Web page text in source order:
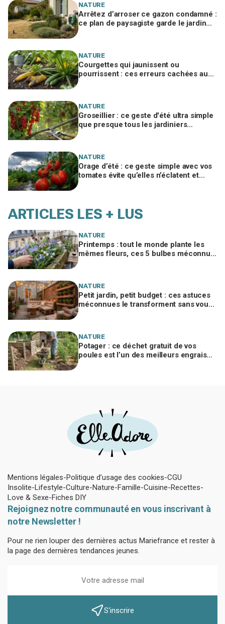
NATURE
Arrêtez d’arroser ce gazon condamné :
ce plan de paysagiste garde le jardin
NATURE
Courgettes qui jaunissent ou
pourrissent : ces erreurs cachées au
NATURE
Groseillier : ce geste d'été ultra simple
que presque tous les jardiniers
NATURE
Orage d’été : ce geste simple avec vos
tomates évite qu’elles n’éclatent et
ARTICLES LES + LUS
NATURE
Printemps : tout le monde plante les
mêmes fleurs, ces 5 bulbes méconnus
NATURE
Petit jardin, petit budget : ces astuces
méconnues le transforment sans vous
NATURE
Potager : ce déchet gratuit de vos
poules est l’un des meilleurs engrais
Mentions légales Politique d’usage des cookies CGU
Insolite Lifestyle Culture Nature Famille Cuisine Recettes
Love & Sexe Fiches DIY
Rejoignez notre communauté en vous inscrivant à
notre Newsletter !
Pour ne rien louper des dernières actus Mariefrance et rester à
la page des dernières tendances jeunes.
S'inscrire